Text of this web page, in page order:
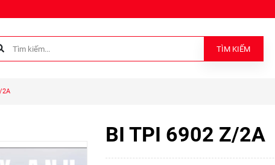
TÌM KIẾM
2A
BI TPI 6902 Z/2A